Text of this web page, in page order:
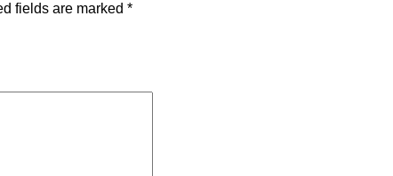
fields are marked *